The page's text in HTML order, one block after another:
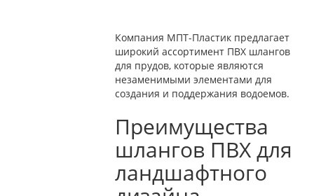
Компания МПТ-Пластик предлагает
широкий ассортимент ПВХ шлангов
для прудов, которые являются
незаменимыми элементами для
создания и поддержания водоемов.
Преимущества
шлангов ПВХ для
ландшафтного